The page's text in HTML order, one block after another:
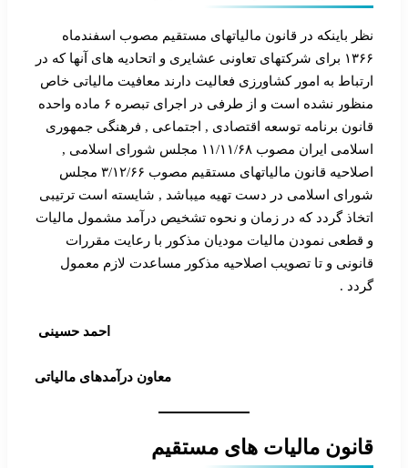
نظر باینکه در قانون مالیاتهای مستقیم مصوب اسفندماه
۱۳۶۶ برای شرکتهای تعاونی عشایری و اتحادیه های آنها که در
ارتباط به امور کشاورزی فعالیت دارند معافیت مالیاتی خاص
منظور نشده است و از طرفی در اجرای تبصره ۶ ماده واحده
قانون برنامه توسعه اقتصادی , اجتماعی , فرهنگی جمهوری
اسلامی ایران مصوب ۱۱/۱۱/۶۸ مجلس شورای اسلامی ,
اصلاحیه قانون مالیاتهای مستقیم مصوب ۳/۱۲/۶۶ مجلس
شورای اسلامی در دست تهیه میباشد , شایسته است ترتیبی
اتخاذ گردد که در زمان و نحوه تشخیص درآمد مشمول مالیات
و قطعی نمودن مالیات مودیان مذکور با رعایت مقررات
قانونی و تا تصویب اصلاحیه مذکور مساعدت لازم معمول
گردد .
احمد حسینی
معاون درآمدهای مالیاتی
قانون مالیات های مستقیم